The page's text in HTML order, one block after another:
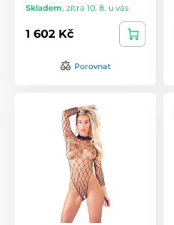
Skladem, zítra 10. 8. u vás
1 602 Kč
Porovnat